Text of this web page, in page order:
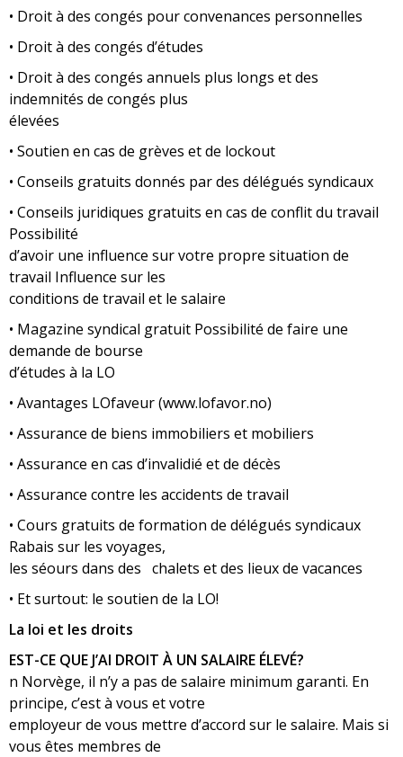
• Droit à des congés pour convenances personnelles
• Droit à des congés d’études
• Droit à des congés annuels plus longs et des
indemnités de congés plus
élevées
• Soutien en cas de grèves et de lockout
• Conseils gratuits donnés par des délégués syndicaux
• Conseils juridiques gratuits en cas de conflit du travail
Possibilité
d’avoir une influence sur votre propre situation de
travail Influence sur les
conditions de travail et le salaire
• Magazine syndical gratuit Possibilité de faire une
demande de bourse
d’études à la LO
• Avantages LOfaveur (www.lofavor.no)
• Assurance de biens immobiliers et mobiliers
• Assurance en cas d’invalidié et de décès
• Assurance contre les accidents de travail
• Cours gratuits de formation de délégués syndicaux
Rabais sur les voyages,
les séours dans des chalets et des lieux de vacances
• Et surtout: le soutien de la LO!
La loi et les droits
EST-CE QUE J’AI DROIT À UN SALAIRE ÉLEVÉ?
n Norvège, il n’y a pas de salaire minimum garanti. En
principe, c’est à vous et votre
employeur de vous mettre d’accord sur le salaire. Mais si
vous êtes membres de